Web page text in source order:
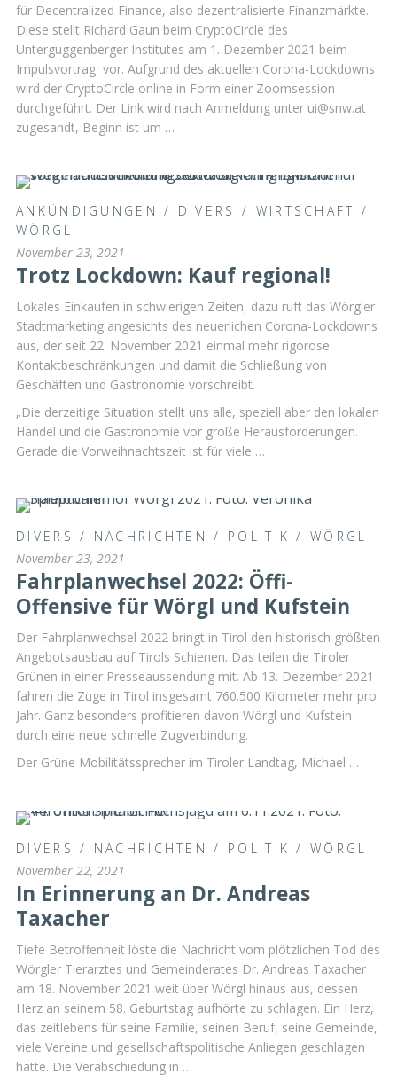
für Decentralized Finance, also dezentralisierte Finanzmärkte.
Diese stellt Richard Gaun beim CryptoCircle des
Unterguggenberger Institutes am 1. Dezember 2021 beim
Impulsvortrag vor. Aufgrund des aktuellen Corona-Lockdowns
wird der CryptoCircle online in Form einer Zoomsession
durchgeführt. Der Link wird nach Anmeldung unter ui@snw.at
zugesandt, Beginn ist um …
ANKÜNDIGUNGEN / DIVERS / WIRTSCHAFT /
WÖRGL
November 23, 2021
Trotz Lockdown: Kauf regional!
Lokales Einkaufen in schwierigen Zeiten, dazu ruft das Wörgler
Stadtmarketing angesichts des neuerlichen Corona-Lockdowns
aus, der seit 22. November 2021 einmal mehr rigorose
Kontaktbeschränkungen und damit die Schließung von
Geschäften und Gastronomie vorschreibt.
„Die derzeitige Situation stellt uns alle, speziell aber den lokalen
Handel und die Gastronomie vor große Herausforderungen.
Gerade die Vorweihnachtszeit ist für viele …
DIVERS / NACHRICHTEN / POLITIK /WÖRGL
November 23, 2021
Fahrplanwechsel 2022: Öffi-
Offensive für Wörgl und Kufstein
Der Fahrplanwechsel 2022 bringt in Tirol den historisch größten
Angebotsausbau auf Tirols Schienen. Das teilen die Tiroler
Grünen in einer Presseaussendung mit. Ab 13. Dezember 2021
fahren die Züge in Tirol insgesamt 760.500 Kilometer mehr pro
Jahr. Ganz besonders profitieren davon Wörgl und Kufstein
durch eine neue schnelle Zugverbindung.
Der Grüne Mobilitätssprecher im Tiroler Landtag, Michael …
DIVERS / NACHRICHTEN / POLITIK /WÖRGL
November 22, 2021
In Erinnerung an Dr. Andreas
Taxacher
Tiefe Betroffenheit löste die Nachricht vom plötzlichen Tod des
Wörgler Tierarztes und Gemeinderates Dr. Andreas Taxacher
am 18. November 2021 weit über Wörgl hinaus aus, dessen
Herz an seinem 58. Geburtstag aufhörte zu schlagen. Ein Herz,
das zeitlebens für seine Familie, seinen Beruf, seine Gemeinde,
viele Vereine und gesellschaftspolitische Anliegen geschlagen
hatte. Die Verabschiedung in …